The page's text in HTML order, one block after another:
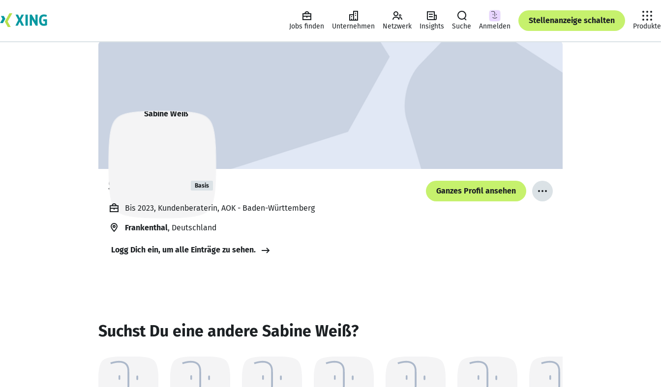
Jobs finden Unternehmen Netzwerk Insights Suche Anmelden
Stellenanzeige schalten
Produkte
Sabine Weiß Basis
Ganzes Profil ansehen
Bis 2023, Kundenberaterin, AOK - Baden-Württemberg
Frankenthal, Deutschland
Logg Dich ein, um alle Einträge zu sehen.
Suchst Du eine andere Sabine Weiß?